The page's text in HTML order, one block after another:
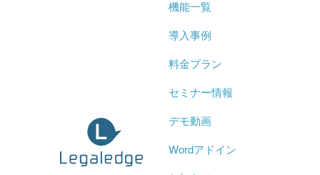
機能一覧
導入事例
料金プラン
セミナー情報
デモ動画
Wordアドイン